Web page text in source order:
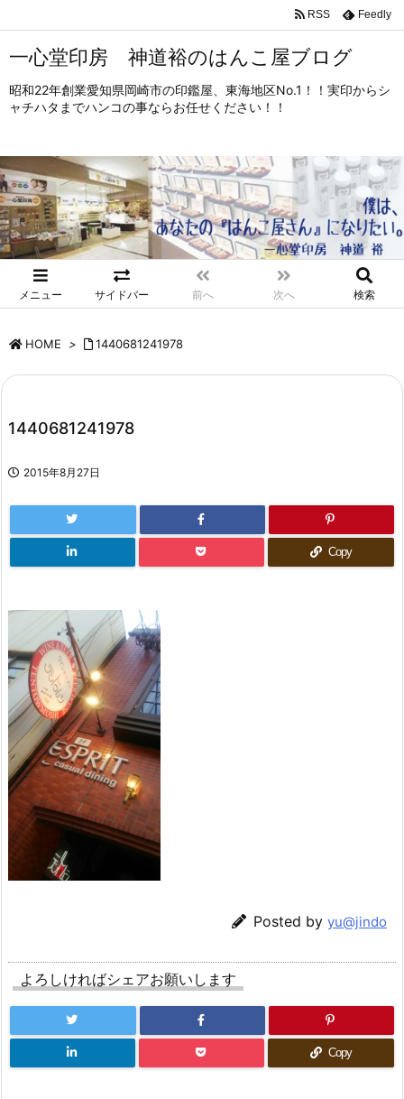
一心堂印房 神道裕のはんこ屋ブログ
昭和22年創業愛知県岡崎市の印鑑屋、東海地区No.1！！実印からシ
ャチハタまでハンコの事ならお任せください！！
メニュー サイドバー 前へ 次へ 検索
RSS Feedly
HOME > 1440681241978
1440681241978
2015年8月27日
Copy
Posted by yu@jindo
よろしければシェアお願いします
Copy